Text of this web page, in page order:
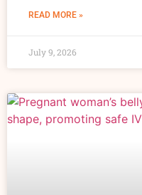
READ MORE »
July 9, 2026